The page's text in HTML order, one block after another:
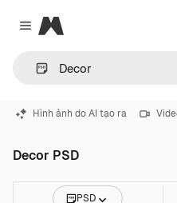
Close menu
Magnific
Hình ảnh do AI tạo ra
Decor PSD
PSD